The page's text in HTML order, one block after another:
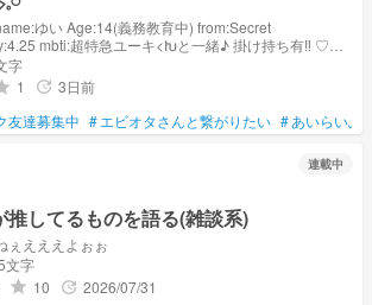
義務教育中) from:Secret
一緒♪ 掛け持ち有‼️ ♡
中
ん 🍄 さくらしめじ｜田中雅功くん 🐉
｜ジャン海渡くん 🎤 ONE N' ONLY｜沢村
原因は自分にある。｜桜木雅哉くん・武藤潤くん 🪩
｜岡本聖哉くん 🧊 ICEx｜志賀李玖くん・筒井俊旭く
｜ウォヌくん 💛 TREASURE｜アサヒくん 🖤
｜ヒスンくん ❤️ Aぇ! group｜正門良規くん 🖤
EIGHT｜横山裕くん 🤍 ジュニア｜真弓孟之くん 🩵
純嶺みきちゃん 🎀 ＝LOVE｜齋藤樹愛羅ちゃん・佐々
💎 ≠ME｜永田詩央里ちゃん 上記の方々を自分な
しています🪄︎︎◝✩ 同担様との繋がりは慎重です🙇🏻‍♀️
字
1 update 3日前
友達募集中 #エビオタさんと繋がりたい #あいらいふ
連載中
推してるものを語る(雑談系)
ぇえええよぉぉ
文字
grade 10 update 2026/07/31